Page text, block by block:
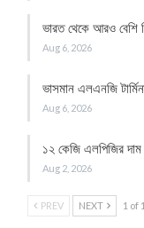
ভারত থেকে আরও বেশি
Aug 6, 2026
ভাসমান এলএনজি
Aug 6, 2026
১২ কেজি এলপিজির দাম
Aug 2, 2026
PREV NEXT 1 of